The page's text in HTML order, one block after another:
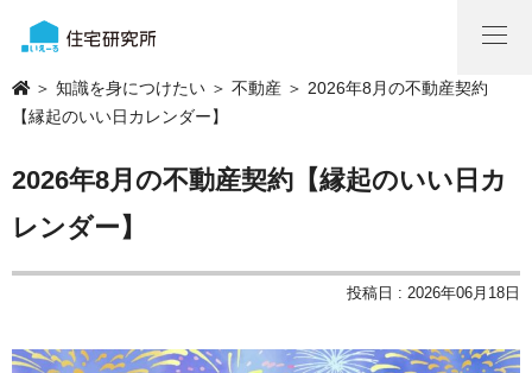
＞ 知識を身につけたい ＞ 不動産 ＞ 2026年8月の不動産契約
【縁起のいい日カレンダー】
2026年8月の不動産契約【縁起のいい日カ
レンダー】
投稿日 : 2026年06月18日